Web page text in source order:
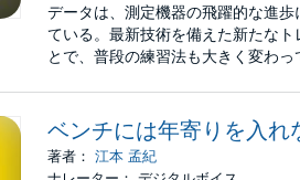
データは、測定機器の飛躍的な進歩
ている。最新技術を備えた新たなト
とで、普段の練習法も大きく変わっ
ベンチには年寄りを入れ
著者： 江本 孟紀